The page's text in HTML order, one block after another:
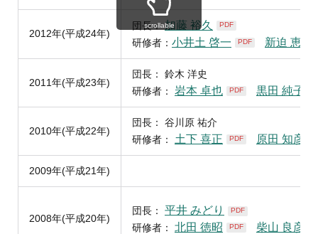
2012年(平成24年)
団長：加藤 裕久 PDF
研修者： 小井土 啓一 PDF 新迫 恵子
2011年(平成23年)
団長： 鈴木 洋史
研修者： 岩本 卓也 PDF 黒田 純子
2010年(平成22年)
団長： 谷川原 祐介
研修者： 土下 喜正 PDF 原田 知彦
2009年(平成21年)
2008年(平成20年)
団長： 平井 みどり PDF
研修者： 北田 徳昭 PDF 柴山 良彦
scrollable